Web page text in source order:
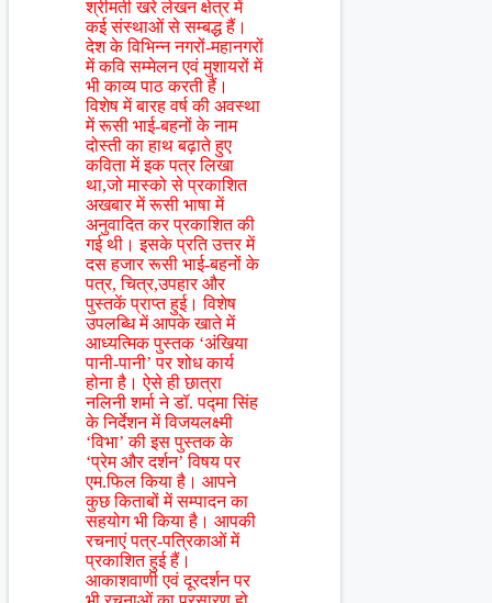
श्रीमती खरे लेखन क्षेत्र में
कई संस्थाओं से सम्बद्ध हैं।
देश के विभिन्न नगरों-महानगरों
में कवि सम्मेलन एवं मुशायरों में
भी काव्य पाठ करती हैं।
विशेष में बारह वर्ष की अवस्था
में रूसी भाई-बहनों के नाम
दोस्ती का हाथ बढ़ाते हुए
कविता में इक पत्र लिखा
था,जो मास्को से प्रकाशित
अखबार में रूसी भाषा में
अनुवादित कर प्रकाशित की
गई थी। इसके प्रति उत्तर में
दस हजार रूसी भाई-बहनों के
पत्र, चित्र,उपहार और
पुस्तकें प्राप्त हुई। विशेष
उपलब्धि में आपके खाते में
आध्यत्मिक पुस्तक ‘अंखिया
पानी-पानी’ पर शोध कार्य
होना है। ऐसे ही छात्रा
नलिनी शर्मा ने डॉ. पद्मा सिंह
के निर्देशन में विजयलक्ष्मी
‘विभा’ की इस पुस्तक के
‘प्रेम और दर्शन’ विषय पर
एम.फिल किया है। आपने
कुछ किताबों में सम्पादन का
सहयोग भी किया है। आपकी
रचनाएं पत्र-पत्रिकाओं में
प्रकाशित हुई हैं।
आकाशवाणी एवं दूरदर्शन पर